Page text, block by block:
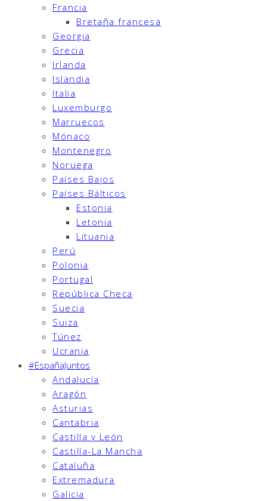
Francia
Bretaña francesa
Georgia
Grecia
Irlanda
Islandia
Italia
Luxemburgo
Marruecos
Mónaco
Montenegro
Noruega
Países Bajos
Países Bálticos
Estonia
Letonia
Lituania
Perú
Polonia
Portugal
República Checa
Suecia
Suiza
Túnez
Ucrania
#EspañaJuntos
Andalucía
Aragón
Asturias
Cantabria
Castilla y León
Castilla-La Mancha
Cataluña
Extremadura
Galicia